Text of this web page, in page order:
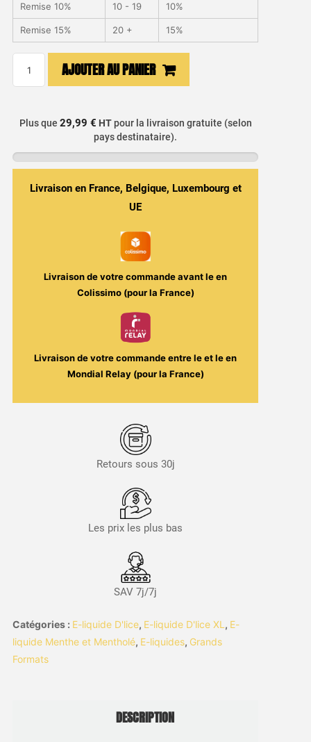
Remise 10% 10 - 19 10%
Remise 15% 20 + 15%
Menthe
50ml
AJOUTER AU PANIER
Plus que 29,99 € HTpour la livraison gratuite (selon
pays destinataire).
Livraison en France, Belgique, Luxembourg et
UE
Livraison de votre commande avant leen
Colissimo (pour la France)
Livraison de votre commande entre leet leen
Mondial Relay (pour la France)
Retours sous 30j
Les prix les plus bas
SAV 7j/7j
Catégories : E-liquide D'lice, E-liquide D'lice XL , E-
liquide Menthe et Mentholé, E-liquides, Grands
Formats
DESCRIPTION